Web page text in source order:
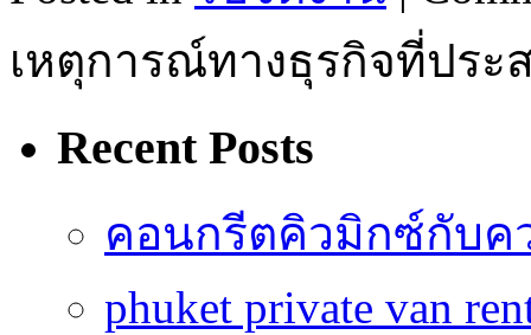
เหตุการณ์ทางธุรกิจที่ประ
Recent Posts
คอนกรีตคิวมิกซ์กับค
phuket private van